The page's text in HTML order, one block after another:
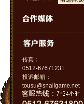
传真：
0512-67671231
投诉邮箱：
tousu@snailgame.net